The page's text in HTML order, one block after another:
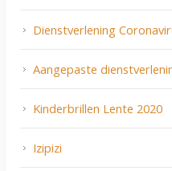
Dienstverlening
Aangepaste
Kinderbrillen Lente 2020
Izipizi